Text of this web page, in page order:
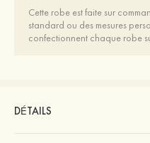
Cette robe est faite sur
standard ou des mesures
confectionnent chaque robe
DÉTAILS